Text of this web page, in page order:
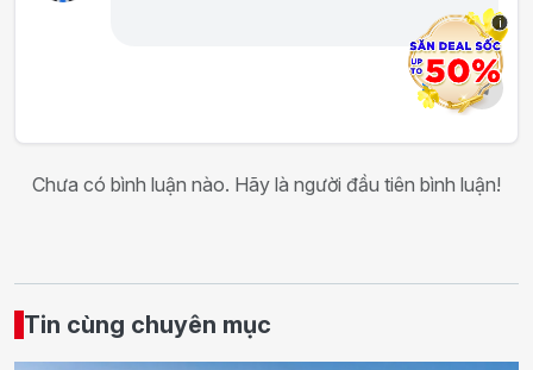
Chưa có bình luận nào. Hãy là người đầu tiên bình luận!
Tin cùng chuyên mục
i